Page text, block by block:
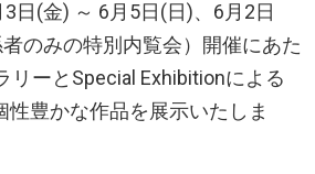
日(金) ～ 6月5日(日)、6月2日
のみの特別内覧会）開催にあた
リーとSpecial Exhibitionによる
性豊かな作品を展示いたしま